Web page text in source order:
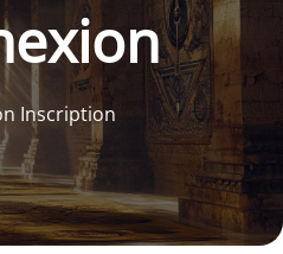
Inscription